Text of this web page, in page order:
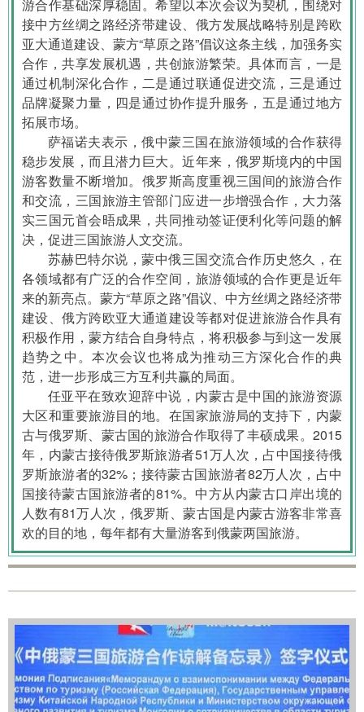
游合作基础深厚稳固。希望以本次会议为契机，围绕对
接中方丝绸之路经济带建设、俄方发展战略特别是跨欧
亚大通道建设、蒙方“草原之路”倡议这条主线，加强务实
合作，共享发展机遇，共创旅游繁荣。具体而言，一是
通过机制深化合作，二是通过联通促进交流，三是通过
品牌凝聚力量，四是通过协作提升服务，五是通过地方
拓展市场。
萨福诺夫表示，俄中蒙三国在旅游领域的合作获得
稳步发展，而且潜力巨大。近年来，俄罗斯境内的中国
游客数量不断增加。俄罗斯高度重视三国间的旅游合作
和交流，三国旅游主管部门应进一步增强合作，大力落
实三国元首会晤成果，共同推动签证便利化等问题的解
决，促进三国旅游人文交流。
苏赫巴特尔说，蒙中俄三国交流合作历史悠久，在
各领域都有广泛的合作空间，旅游领域的合作更是近年
来的新亮点。蒙方“草原之路”倡议、中方丝绸之路经济带
建设、俄方跨欧亚大通道建设等都对促进旅游合作具有
积极作用，蒙方结合自身特点，将积极参与到这一发展
趋势之中。本次会议也将成为推动三方深化合作的典
范，进一步形成三方互利共赢的局面。
任亚平在致欢迎辞中说，内蒙古是中国的旅游资源
大区和重要旅游目的地。在国家旅游局的支持下，内蒙
古与俄罗斯、蒙古国的旅游合作取得了丰硕成果。2015
年，内蒙古接待俄罗斯旅游者51万人次，占中国接待俄
罗斯旅游者的32%；接待蒙古国旅游者82万人次，占中
国接待蒙古国旅游者的81%。中方从内蒙古口岸出境的
人数有81万人次，俄罗斯、蒙古国是内蒙古游客非常喜
欢的目的地，每年都有大量游客到俄蒙两国旅游。